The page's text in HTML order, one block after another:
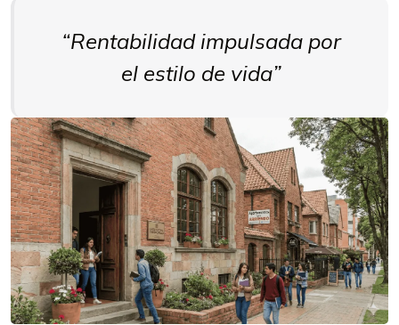
Rentabilidad impulsada por
el estilo de vida